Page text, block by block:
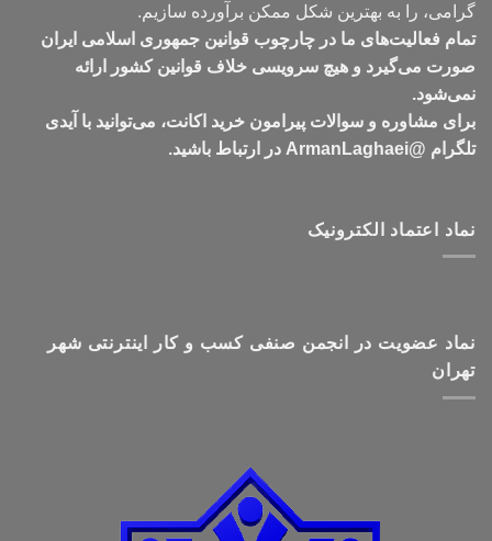
گرامی، را به بهترین شکل ممکن برآورده سازیم.
تمام فعالیت‌های ما در چارچوب قوانین جمهوری اسلامی ایران
صورت می‌گیرد و هیچ سرویسی خلاف قوانین کشور ارائه
نمی‌شود.
برای مشاوره و سوالات پیرامون خرید اکانت، می‌توانید با آیدی
تلگرام @ArmanLaghaei در ارتباط باشید.
نماد اعتماد الکترونیک
نماد عضویت در انجمن صنفی کسب و کار اینترنتی شهر
تهران